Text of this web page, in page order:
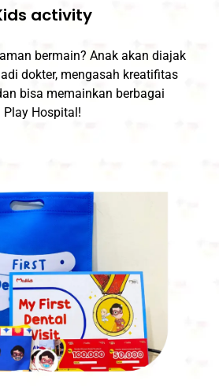
activity
bermain? Anak akan diajak
dokter, mengasah kreatifitas
bisa memainkan berbagai
Hospital!